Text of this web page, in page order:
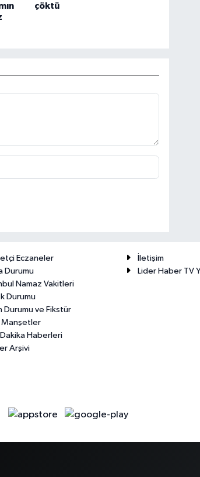
çöktü
Eczaneler
Durumu
Namaz Vakitleri
Durumu
Durumu ve Fikstür
Manşetler
Haberleri
Arşivi
İletişim
Lider Haber TV